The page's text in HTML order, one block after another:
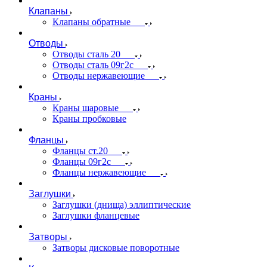
Клапаны
Клапаны обратные
Отводы
Отводы сталь 20
Отводы сталь 09г2с
Отводы нержавеющие
Краны
Краны шаровые
Краны пробковые
Фланцы
Фланцы ст.20
Фланцы 09г2с
Фланцы нержавеющие
Заглушки
Заглушки (днища) эллиптические
Заглушки фланцевые
Затворы
Затворы дисковые поворотные